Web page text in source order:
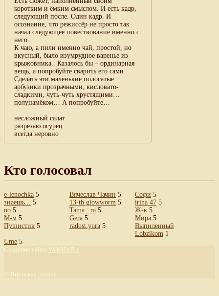
коротким и ёмким смыслом. И есть кадр,
следующий после. Один кадр. И
осознание, что режиссёр не просто так
начал следующее повествование именно с
него.
К чаю, а пили именно чай, простой, но
вкусный, было изумрудное варенье из
крыжовника.. Казалось бы – ординарная
вещь, а попробуйте сварить его сами.
Сделать эти маленькие полосатые
арбузики прозрачными, кисловато-
сладкими, чуть-чуть хрустящими…
полунамёком… А попробуйте…
несложный салат
разрезаю огурец
всегда неровно
Кто голосовал
e-lenochka 5
знаешь...
5
oo 5
М-м 5
Пушистик 5
Вячеслав Чачин 5
13-th glowworm 5
Tama : ra5
Gera5
radost.yura5
Софи 5
irina 475
Ж-к5
Мира5
Выпиленный
Lobzikom 1
Ume 5
Создание сайта WebMir.Ru
Японская поэзия